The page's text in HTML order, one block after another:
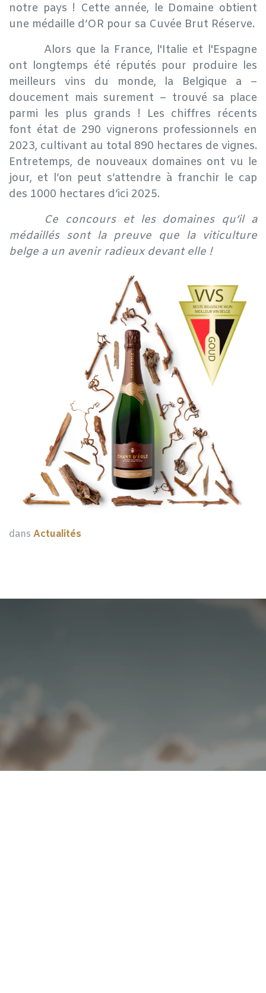
notre pays ! Cette année, le Domaine obtient
une médaille d’OR pour sa Cuvée Brut Réserve.
​Alors que la France, l'Italie et l'Espagne
ont longtemps été réputés pour produire les
meilleurs vins du monde, la Belgique a –
doucement mais surement – trouvé sa place
parmi les plus grands ! Les chiffres récents
font état de 290 vignerons professionnels en
2023, cultivant au total 890 hectares de vignes.
Entretemps, de nouveaux domaines ont vu le
jour, et l’on peut s’attendre à franchir le cap
des 1000 hectares d’ici 2025.
​Ce concours et les domaines qu’il a
médaillés sont la preuve que la viticulture
belge a un avenir radieux devant elle !
dans Actualités